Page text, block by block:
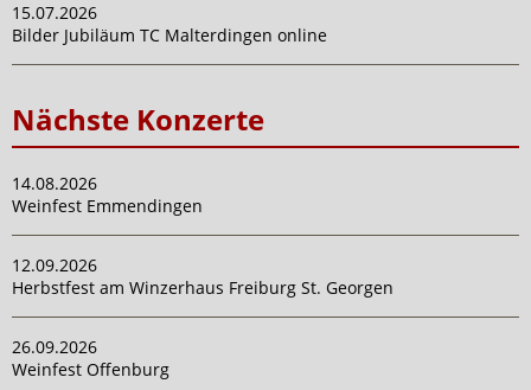
15.07.2026
Bilder Jubiläum TC Malterdingen online
Nächste Konzerte
14.08.2026
Weinfest Emmendingen
12.09.2026
Herbstfest am Winzerhaus Freiburg St. Georgen
26.09.2026
Weinfest Offenburg